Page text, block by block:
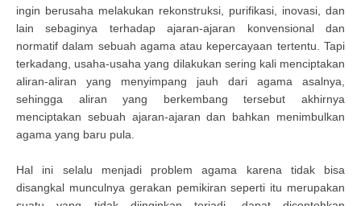
ingin berusaha melakukan rekonstruksi, purifikasi, inovasi, dan
lain sebaginya terhadap ajaran-ajaran konvensional dan
normatif dalam sebuah agama atau kepercayaan tertentu. Tapi
terkadang, usaha-usaha yang dilakukan sering kali menciptakan
aliran-aliran yang menyimpang jauh dari agama asalnya,
sehingga aliran yang berkembang tersebut akhirnya
menciptakan sebuah ajaran-ajaran dan bahkan menimbulkan
agama yang baru pula.
Hal ini selalu menjadi problem agama karena tidak bisa
disangkal munculnya gerakan pemikiran seperti itu merupakan